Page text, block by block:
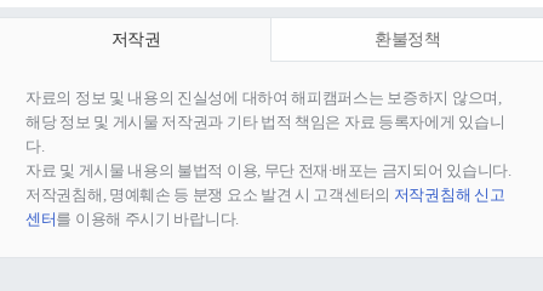
저작권 환불정책
자료의 정보 및 내용의 진실성에 대하여 해피캠퍼스는 보증하지 않으며,
해당 정보 및 게시물 저작권과 기타 법적 책임은 자료 등록자에게 있습니
다.
자료 및 게시물 내용의 불법적 이용, 무단 전재∙배포는 금지되어 있습니다.
저작권침해, 명예훼손 등 분쟁 요소 발견 시 고객센터의 저작권침해 신고
센터를 이용해 주시기 바랍니다.